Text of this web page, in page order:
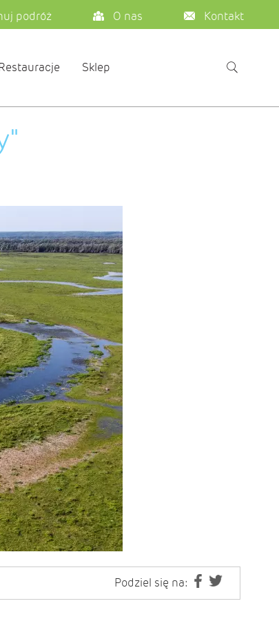
podróż O nas Kontakt
Sklep
Podziel się na: